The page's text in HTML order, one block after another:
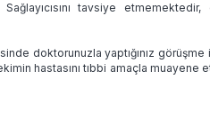
tavsiye
doktorunuzla yaptığınız
hastasını tıbbi amaçla muayene